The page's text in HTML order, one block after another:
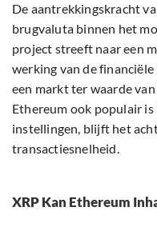
De aantrekkingskracht
brugvaluta binnen het
project streeft naar een
werking van de
een markt ter waarde
Ethereum ook populair
instellingen, blijft het
transactiesnelheid.
XRP Kan Ethereum